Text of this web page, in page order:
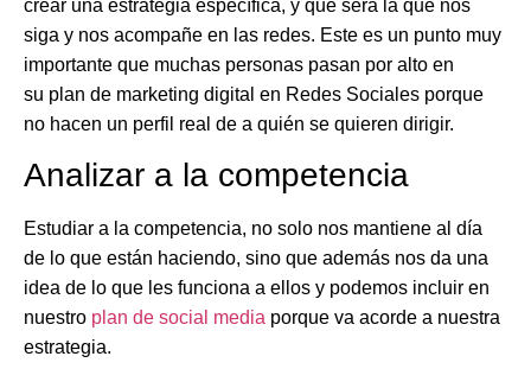
crear una estrategia específica, y que será la que nos
siga y nos acompañe en las redes. Este es un punto muy
importante que muchas personas pasan por alto en
su plan de marketing digital en Redes Sociales porque
no hacen un perfil real de a quién se quieren dirigir.
Analizar a la competencia
Estudiar a la competencia, no solo nos mantiene al día
de lo que están haciendo, sino que además nos da una
idea de lo que les funciona a ellos y podemos incluir en
nuestro plan de social media porque va acorde a nuestra
estrategia.